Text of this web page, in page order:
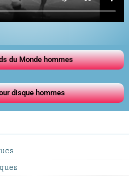
du Monde hommes
disque hommes